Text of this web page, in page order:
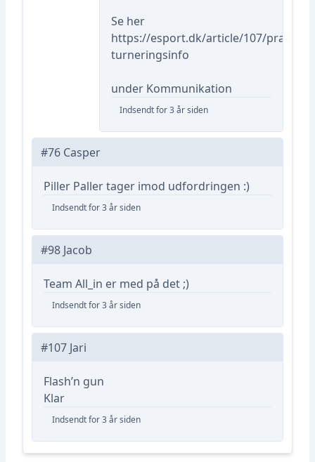
Se her
https://esport.dk/article/107/praktisk-
turneringsinfo
under Kommunikation
Indsendt for 3 år siden
#76 Casper
Piller Paller tager imod udfordringen :)
Indsendt for 3 år siden
#98 Jacob
Team All_in er med på det ;)
Indsendt for 3 år siden
#107 Jari
Flash’n gun
Klar
Indsendt for 3 år siden